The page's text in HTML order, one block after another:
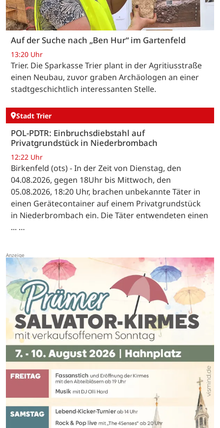
Auf der Suche nach „Ben Hur“ im Gartenfeld
13:20 Uhr
Trier. Die Sparkasse Trier plant in der Agritiusstraße
einen Neubau, zuvor graben Archäologen an einer
stadtgeschichtlich interessanten Stelle.
Stadt Trier
POL-PDTR: Einbruchsdiebstahl auf
Privatgrundstück in Niederbrombach
12:22 Uhr
Birkenfeld (ots) - In der Zeit von Dienstag, den
04.08.2026, gegen 18Uhr bis Mittwoch, den
05.08.2026, 18:20 Uhr, brachen unbekannte Täter in
einen Gerätecontainer auf einem Privatgrundstück
in Niederbrombach ein. Die Täter entwendeten einen
... …